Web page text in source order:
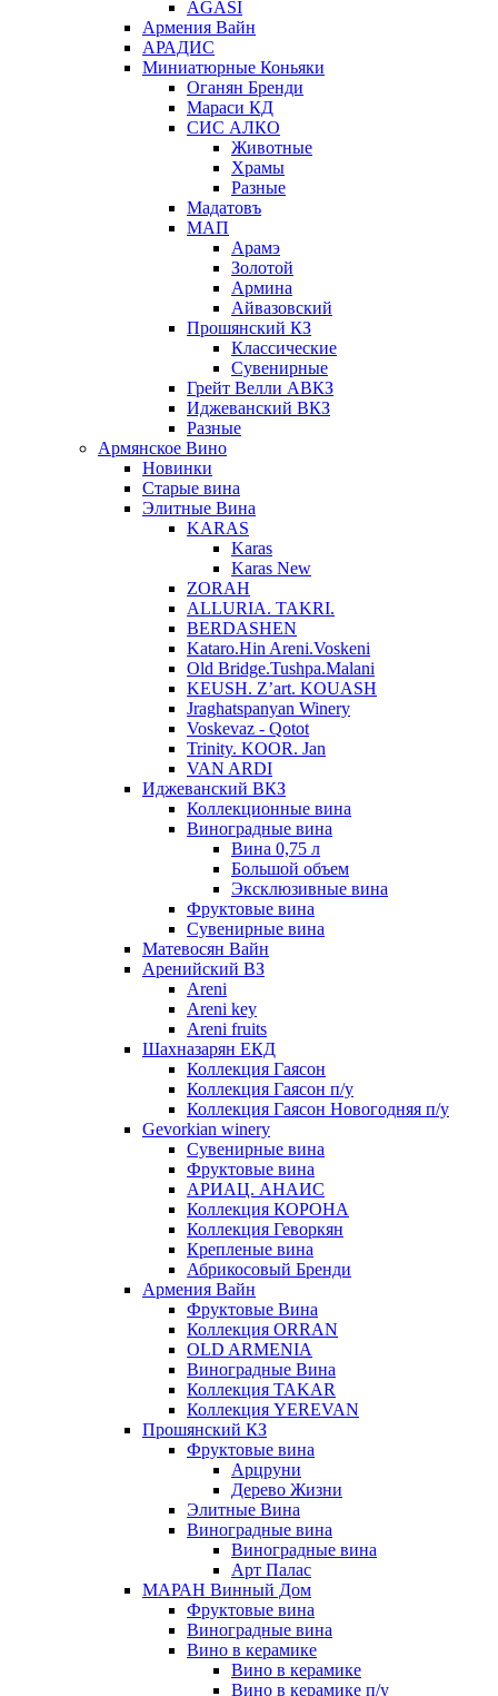
AGASI
Армения Вайн
АРАДИС
Миниатюрные Коньяки
Оганян Бренди
Мараси КД
СИС АЛКО
Животные
Храмы
Разные
Мадатовъ
МАП
Арамэ
Золотой
Армина
Айвазовский
Прошянский КЗ
Классические
Сувенирные
Грейт Велли АВКЗ
Иджеванский ВКЗ
Разные
Армянское Вино
Новинки
Старые вина
Элитные Вина
KARAS
Karas
Karas New
ZORAH
ALLURIA. TAKRI.
BERDASHEN
Kataro.Hin Areni.Voskeni
Old Bridge.Tushpa.Malani
KEUSH. Z’art. KOUASH
Jraghatspanyan Winery
Voskevaz - Qotot
Trinity. KOOR. Jan
VAN ARDI
Иджеванский ВКЗ
Коллекционные вина
Виноградные вина
Вина 0,75 л
Большой объем
Эксклюзивные вина
Фруктовые вина
Cувенирные вина
Матевосян Вайн
Аренийский ВЗ
Areni
Areni key
Areni fruits
Шахназарян ЕКД
Коллекция Гаясон
Коллекция Гаясон п/у
Коллекция Гаясон Новогодняя п/у
Gevorkian winery
Сувенирные вина
Фруктовые вина
АРИАЦ. АНАИС
Коллекция КОРОНА
Коллекция Геворкян
Крепленые вина
Абрикосовый Бренди
Армения Вайн
Фруктовые Вина
Коллекция ORRAN
OLD ARMENIA
Виноградные Вина
Коллекция TAKAR
Коллекция YEREVAN
Прошянский КЗ
Фруктовые вина
Арцруни
Дерево Жизни
Элитные Вина
Виноградные вина
Виноградные вина
Арт Палас
МАРАН Винный Дом
Фруктовые вина
Виноградные вина
Вино в керамике
Вино в керамике
Вино в керамике п/у